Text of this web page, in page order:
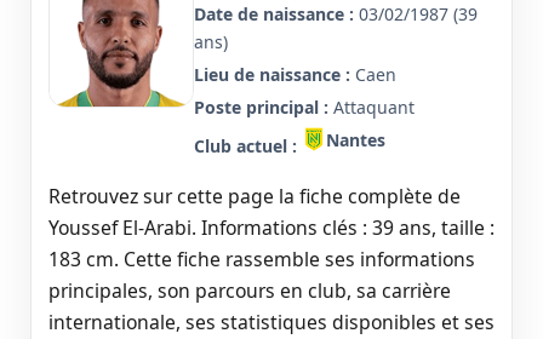
Date de naissance : 03/02/1987 (39
ans)
Lieu de naissance : Caen
Poste principal : Attaquant
Club actuel :
Nantes
Retrouvez sur cette page la fiche complète de
Youssef El-Arabi. Informations clés : 39 ans, taille :
183 cm. Cette fiche rassemble ses informations
principales, son parcours en club, sa carrière
internationale, ses statistiques disponibles et ses